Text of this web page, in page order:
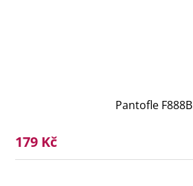
Pantofle F888B
179 Kč